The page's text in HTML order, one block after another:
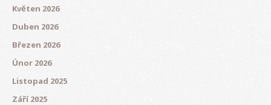
Květen 2026
Duben 2026
Březen 2026
Únor 2026
Listopad 2025
Září 2025